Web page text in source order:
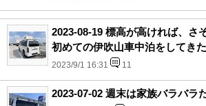
2023-08-19 標高が高ければ、さ
初めての伊吹山車中泊をしてき
2023/9/1 16:31 11
2023-07-02 週末は家族バラバラ